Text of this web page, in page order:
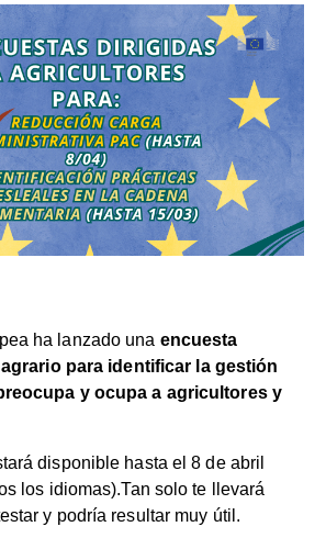
ha lanzado una encuesta
para identificar la gestión
y ocupa a agricultores y
disponible hasta el 8 de abril
los idiomas).Tan solo te llevará
y podría resultar muy útil.